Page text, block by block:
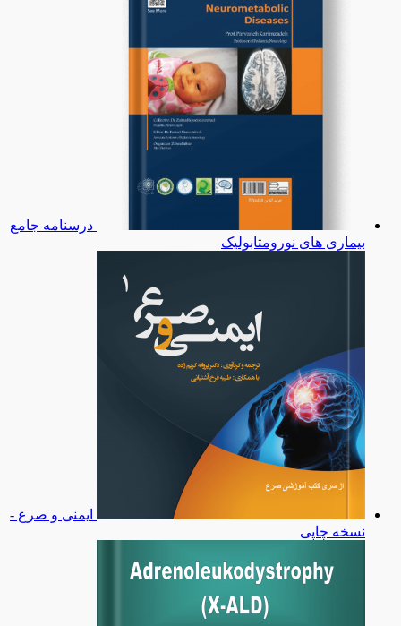
درسنامه جامع
بیماری های نورومتابولیک
ایمنی و صرع -
نسخه چاپی